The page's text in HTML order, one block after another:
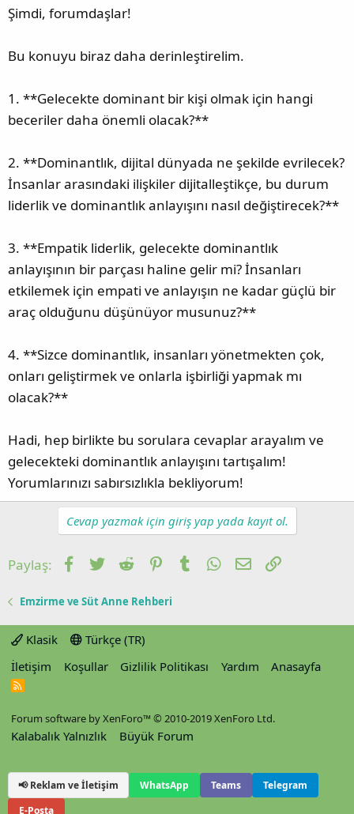
Şimdi, forumdaşlar!
Bu konuyu biraz daha derinleştirelim.
1. **Gelecekte dominant bir kişi olmak için hangi
beceriler daha önemli olacak?**
2. **Dominantlık, dijital dünyada ne şekilde evrilecek?
İnsanlar arasındaki ilişkiler dijitalleştikçe, bu durum
liderlik ve dominantlık anlayışını nasıl değiştirecek?**
3. **Empatik liderlik, gelecekte dominantlık
anlayışının bir parçası haline gelir mi? İnsanları
etkilemek için empati ve anlayışın ne kadar güçlü bir
araç olduğunu düşünüyor musunuz?**
4. **Sizce dominantlık, insanları yönetmekten çok,
onları geliştirmek ve onlarla işbirliği yapmak mı
olacak?**
Hadi, hep birlikte bu sorulara cevaplar arayalım ve
gelecekteki dominantlık anlayışını tartışalım!
Yorumlarınızı sabırsızlıkla bekliyorum!
Cevap yazmak için giriş yap yada kayıt ol.
Paylaş: Facebook
TwitterReddit PinterestTumblrWhatsApp
E-postaLink
Emzirme ve Süt Anne Rehberi
Klasik
Türkçe (TR)
İletişim
Koşullar Gizlilik Politikası Yardım Anasayfa
Forum software by XenForo™ © 2010-2019 XenForo Ltd.
Kalabalık Yalnızlık Büyük Forum
📢 Reklam ve İletişim WhatsApp Teams
Telegram
E-Posta